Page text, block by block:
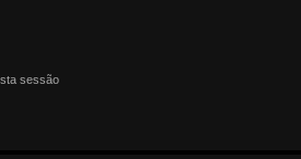
sessão